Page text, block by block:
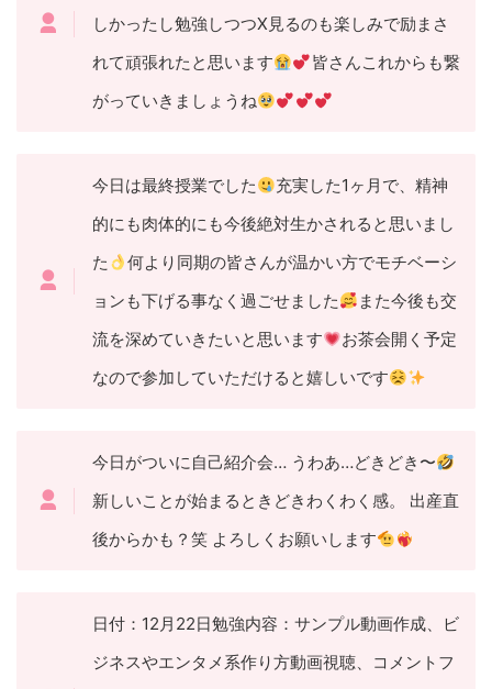
しかったし勉強しつつX見るのも楽しみで励まさ
れて頑張れたと思います
皆さんこれからも繋
がっていきましょうね
今日は最終授業でした
充実した1ヶ月で、精神
的にも肉体的にも今後絶対生かされると思いまし
た
何より同期の皆さんが温かい方でモチベーシ
ョンも下げる事なく過ごせました
また今後も交
流を深めていきたいと思います
お茶会開く予定
なので参加していただけると嬉しいです
今日がついに自己紹介会… うわあ…どきどき〜
新しいことが始まるときどきわくわく感。 出産直
後からかも？笑 よろしくお願いします
日付：12月22日勉強内容：サンプル動画作成、ビ
ジネスやエンタメ系作り方動画視聴、コメントフ